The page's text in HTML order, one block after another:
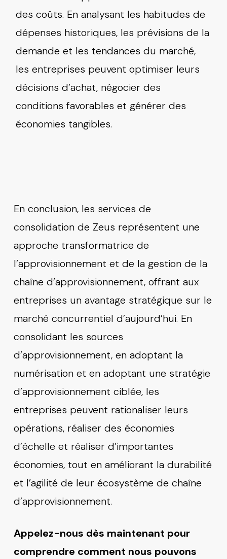
des coûts. En analysant les habitudes de
dépenses historiques, les prévisions de la
demande et les tendances du marché,
les entreprises peuvent optimiser leurs
décisions d’achat, négocier des
conditions favorables et générer des
économies tangibles.
En conclusion, les services de
consolidation de Zeus représentent une
approche transformatrice de
l’approvisionnement et de la gestion de la
chaîne d’approvisionnement, offrant aux
entreprises un avantage stratégique sur le
marché concurrentiel d’aujourd’hui. En
consolidant les sources
d’approvisionnement, en adoptant la
numérisation et en adoptant une stratégie
d’approvisionnement ciblée, les
entreprises peuvent rationaliser leurs
opérations, réaliser des économies
d’échelle et réaliser d’importantes
économies, tout en améliorant la durabilité
et l’agilité de leur écosystème de chaîne
d’approvisionnement.
Appelez-nous dès maintenant pour
comprendre comment nous pouvons